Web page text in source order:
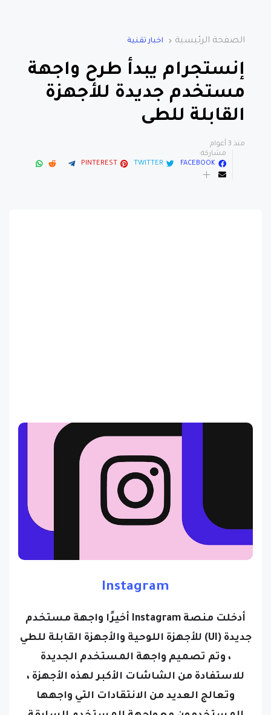
الصفحة الرئيسية اخبار تقنية
إنستجرام يبدأ طرح واجهة
مستخدم جديدة للأجهزة
القابلة للطى
منذ 3 أعوام
مشاركة:
FACEBOOK
TWITTER
PINTEREST
Instagram
أدخلت منصة Instagram أخيرًا واجهة مستخدم
جديدة (UI) للأجهزة اللوحية والأجهزة القابلة للطي
، وتم تصميم واجهة المستخدم الجديدة
للاستفادة من الشاشات الأكبر لهذه الأجهزة ،
وتعالج العديد من الانتقادات التي واجهها